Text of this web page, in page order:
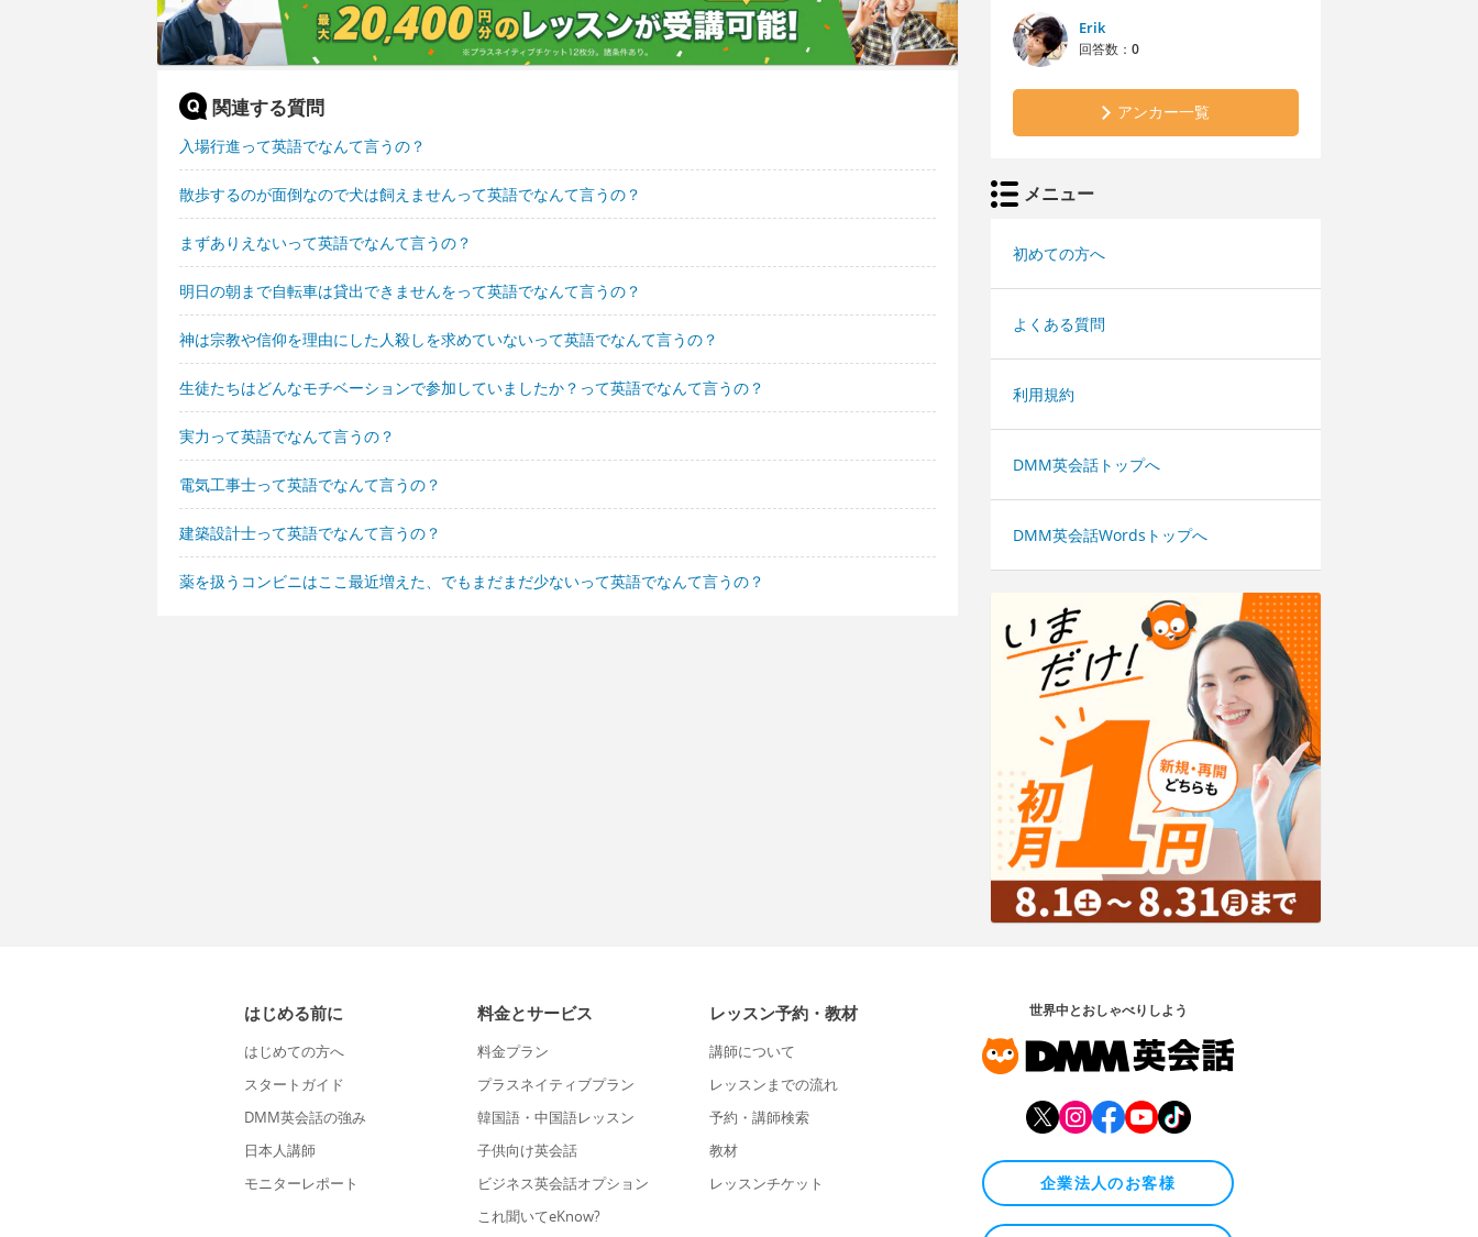
関連する質問
入場行進って英語でなんて言うの？
散歩するのが面倒なので犬は飼えませんって英語でなんて言うの？
まずありえないって英語でなんて言うの？
明日の朝まで自転車は貸出できませんをって英語でなんて言うの？
神は宗教や信仰を理由にした人殺しを求めていないって英語でなんて言うの？
生徒たちはどんなモチベーションで参加していましたか？って英語でなんて言うの？
実力って英語でなんて言うの？
電気工事士って英語でなんて言うの？
建築設計士って英語でなんて言うの？
薬を扱うコンビニはここ最近増えた、でもまだまだ少ないって英語でなんて言うの？
Erik
回答数： 0
アンカー一覧
メニュー
初めての方へ
よくある質問
利用規約
DMM英会話トップへ
DMM英会話Wordsトップへ
はじめる前に
はじめての方へ
スタートガイド
DMM英会話の強み
日本人講師
モニターレポート
料金とサービス
料金プラン
プラスネイティブプラン
韓国語・中国語レッスン
子供向け英会話
ビジネス英会話オプション
これ聞いてeKnow?
レッスン予約・教材
講師について
レッスンまでの流れ
予約・講師検索
教材
レッスンチケット
世界中とおしゃべりしよう
企業法人のお客様